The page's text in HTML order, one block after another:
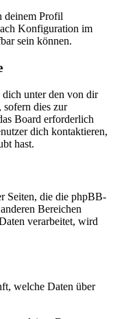
deinem Profil
Konfiguration im
sein können.
dich unter den von dir
sofern dies zur
Board erforderlich
dich kontaktieren,
hast.
Seiten, die die phpBB-
Bereichen
verarbeitet, wird
welche Daten über